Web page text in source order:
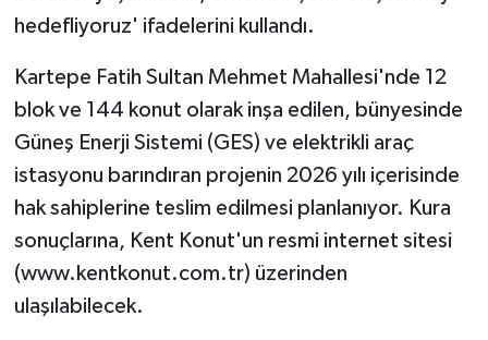
hedefliyoruz' ifadelerini kullandı.
Kartepe Fatih Sultan Mehmet Mahallesi'nde 12
blok ve 144 konut olarak inşa edilen, bünyesinde
Güneş Enerji Sistemi (GES) ve elektrikli araç
istasyonu barındıran projenin 2026 yılı içerisinde
hak sahiplerine teslim edilmesi planlanıyor. Kura
sonuçlarına, Kent Konut'un resmi internet sitesi
(www.kentkonut.com.tr) üzerinden
ulaşılabilecek.